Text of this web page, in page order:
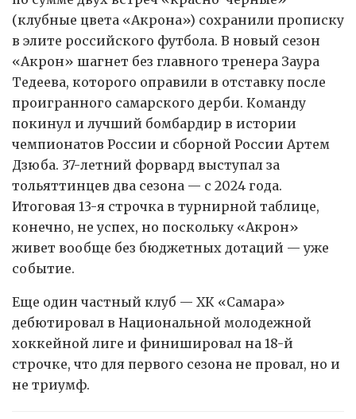
(клубные цвета «Акрона») сохранили прописку
в элите российского футбола. В новый сезон
«Акрон» шагнет без главного тренера Заура
Тедеева, которого оправили в отставку после
проигранного самарского дерби. Команду
покинул и лучший бомбардир в истории
чемпионатов России и сборной России Артем
Дзюба. 37-летний форвард выступал за
тольяттинцев два сезона — с 2024 года.
Итоговая 13-я строчка в турнирной таблице,
конечно, не успех, но поскольку «Акрон»
живет вообще без бюджетных дотаций — уже
событие.
Еще один частный клуб — ХК «Самара»
дебютировал в Национальной молодежной
хоккейной лиге и финишировал на 18-й
строчке, что для первого сезона не провал, но и
не триумф.